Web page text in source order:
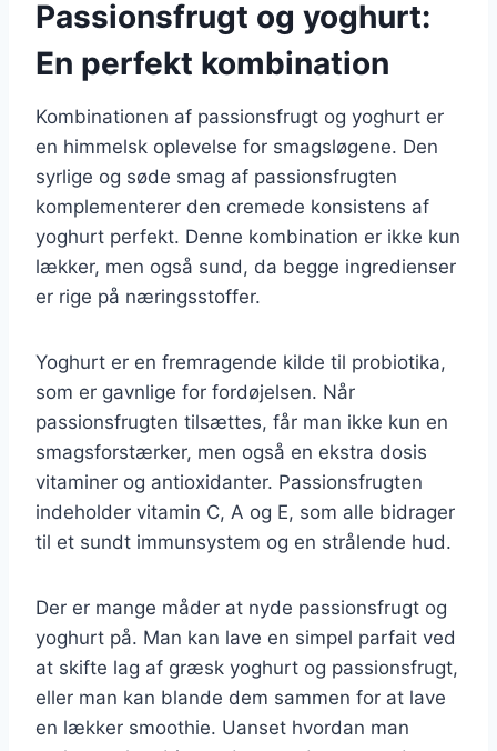
Passionsfrugt og yoghurt:
En perfekt kombination
Kombinationen af passionsfrugt og yoghurt er
en himmelsk oplevelse for smagsløgene. Den
syrlige og søde smag af passionsfrugten
komplementerer den cremede konsistens af
yoghurt perfekt. Denne kombination er ikke kun
lækker, men også sund, da begge ingredienser
er rige på næringsstoffer.
Yoghurt er en fremragende kilde til probiotika,
som er gavnlige for fordøjelsen. Når
passionsfrugten tilsættes, får man ikke kun en
smagsforstærker, men også en ekstra dosis
vitaminer og antioxidanter. Passionsfrugten
indeholder vitamin C, A og E, som alle bidrager
til et sundt immunsystem og en strålende hud.
Der er mange måder at nyde passionsfrugt og
yoghurt på. Man kan lave en simpel parfait ved
at skifte lag af græsk yoghurt og passionsfrugt,
eller man kan blande dem sammen for at lave
en lækker smoothie. Uanset hvordan man